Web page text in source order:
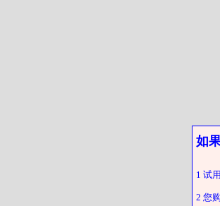
如
1 试
2 您